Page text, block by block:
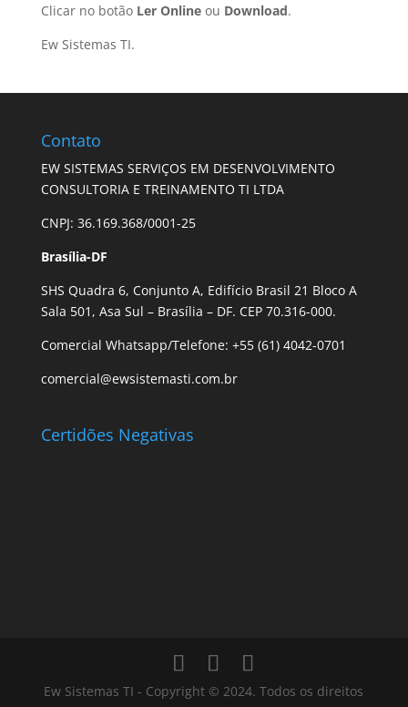
Clicar no botão Ler Onlineou Download.
Ew Sistemas TI.
Contato
EW SISTEMAS SERVIÇOS EM DESENVOLVIMENTO
CONSULTORIA E TREINAMENTO TI LTDA
CNPJ: 36.169.368/0001-25
Brasília-DF
SHS Quadra 6, Conjunto A, Edifício Brasil 21 Bloco A
Sala 501, Asa Sul – Brasília – DF. CEP 70.316-000.
Comercial Whatsapp/Telefone: +55 (61) 4042-0701
comercial@ewsistemasti.com.br
Certidões Negativas
Ew Sistemas TI - Copyright © 2024. Todos os direitos